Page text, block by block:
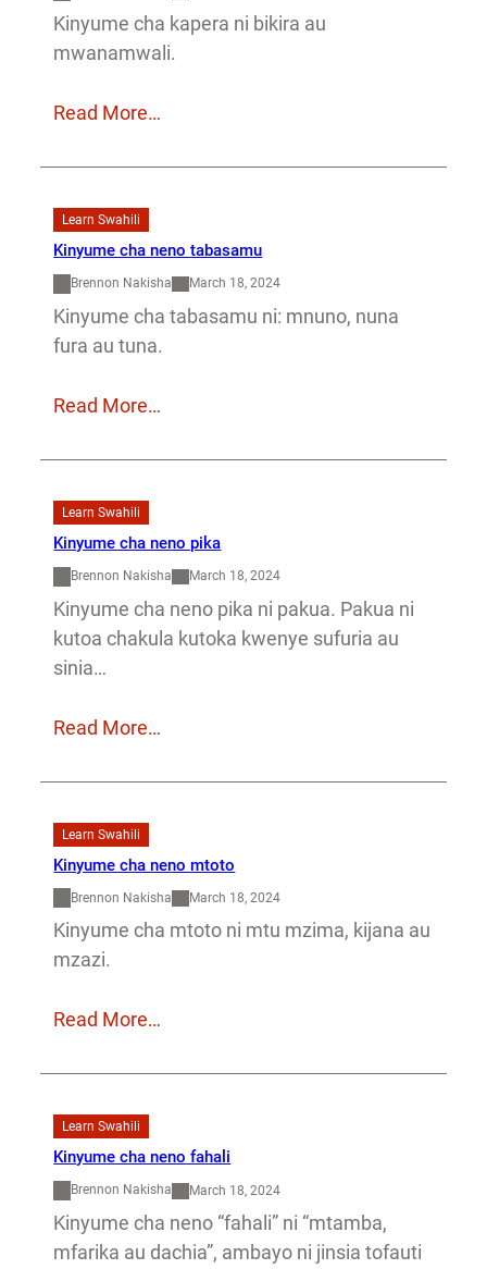
Kinyume cha kapera ni bikira au
mwanamwali.
Read More…
Learn Swahili
Kinyume cha neno tabasamu
Brennon Nakisha March 18, 2024
Kinyume cha tabasamu ni: mnuno, nuna
fura au tuna.
Read More…
Learn Swahili
Kinyume cha neno pika
Brennon Nakisha March 18, 2024
Kinyume cha neno pika ni pakua. Pakua ni
kutoa chakula kutoka kwenye sufuria au
sinia…
Read More…
Learn Swahili
Kinyume cha neno mtoto
Brennon Nakisha March 18, 2024
Kinyume cha mtoto ni mtu mzima, kijana au
mzazi.
Read More…
Learn Swahili
Kinyume cha neno fahali
Brennon Nakisha March 18, 2024
Kinyume cha neno “fahali” ni “mtamba,
mfarika au dachia”, ambayo ni jinsia tofauti